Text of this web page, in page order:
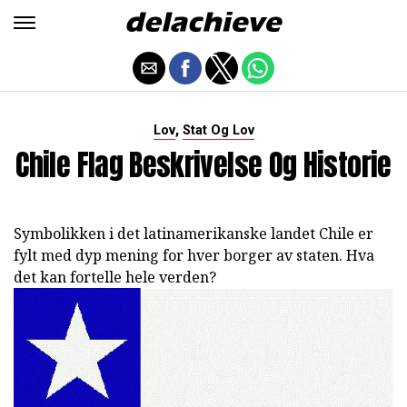
Lov, Stat Og Lov
Chile Flag Beskrivelse Og Historie
Symbolikken i det latinamerikanske landet Chile er
fylt med dyp mening for hver borger av staten. Hva
det kan fortelle hele verden?